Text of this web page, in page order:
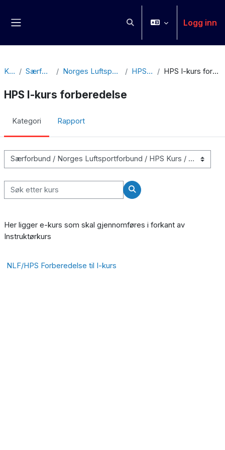
Veksle inndata for søkLogg inn
Kurs Særforbund Norges Luftsportforbund HPS Kurs HPS I-kurs forberedelse
HPS I-kurs forberedelse
Kategori Rapport
Kurskategorier
Søk etter kurs
Søk etter kurs
Her ligger e-kurs som skal gjennomføres i forkant av
Instruktørkurs
NLF/HPS Forberedelse til I-kurs